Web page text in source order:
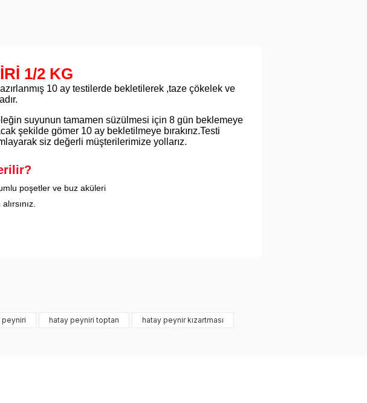
1/2 KG
10 ay testilerde bekletilerek ,taze çökelek ve
suyunun tamamen süzülmesi için 8 gün beklemeye
şekilde gömer 10 ay bekletilmeye bırakırız.Testi
siz değerli müşterilerimize yollarız.
poşetler ve buz aküleri
peyniri hatay peyniri toptan
hatay peynir kızartması